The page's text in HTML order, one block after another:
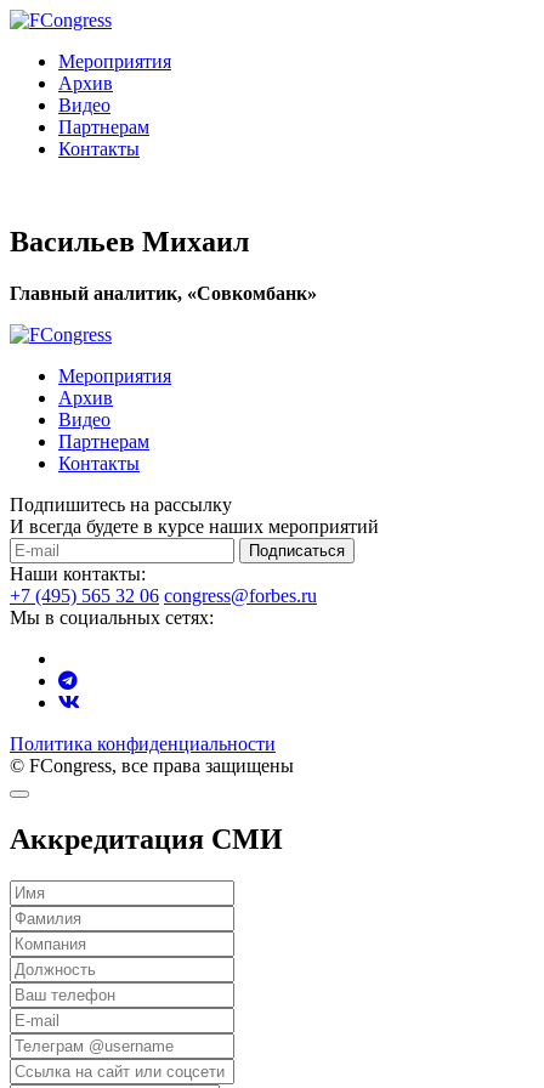
Мероприятия
Архив
Видео
Партнерам
Контакты
Васильев Михаил
Главный аналитик, «Совкомбанк»
Мероприятия
Архив
Видео
Партнерам
Контакты
Подпишитесь на рассылку
И всегда будете в курсе наших мероприятий
Подписаться
Наши контакты:
+7 (495) 565 32 06 congress@forbes.ru
Мы в социальных сетях:
Политика конфиденциальности
© FCongress, все права защищены
Аккредитация СМИ